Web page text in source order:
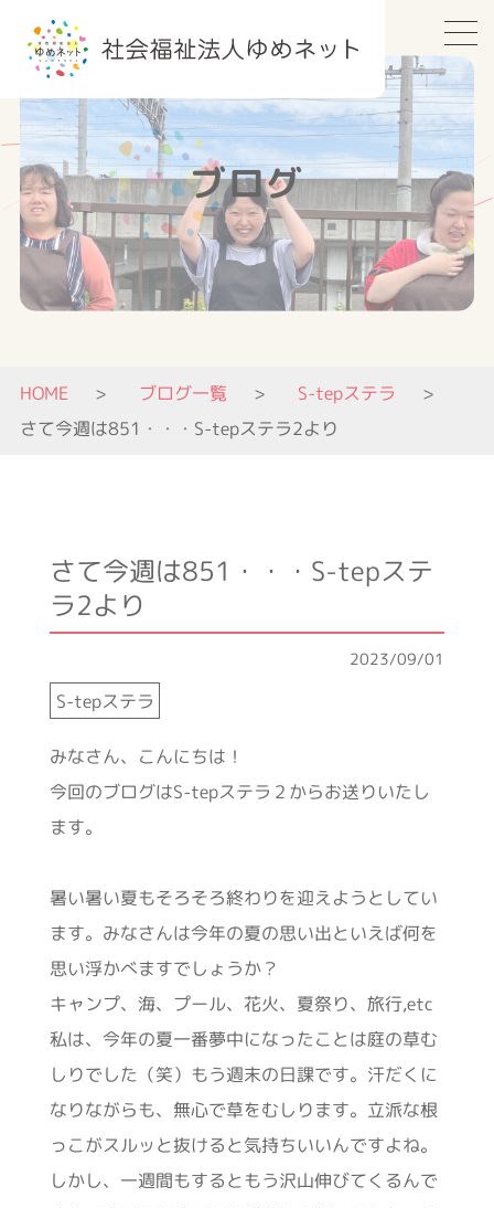
ブログ
HOME ブログ一覧
S-tepステラ
さて今週は851・・・S-tepステラ2より
さて今週は851・・・S-tepステ
ラ2より
S-tepステラ
2023/09/01
みなさん、こんにちは！
今回のブログはS-tepステラ２からお送りいたし
ます。
暑い暑い夏もそろそろ終わりを迎えようとしてい
ます。みなさんは今年の夏の思い出といえば何を
思い浮かべますでしょうか？
キャンプ、海、プール、花火、夏祭り、旅行,etc
私は、今年の夏一番夢中になったことは庭の草む
しりでした（笑）もう週末の日課です。汗だくに
なりながらも、無心で草をむしります。立派な根
っこがスルッと抜けると気持ちいいんですよね。
しかし、一週間もするともう沢山伸びてくるんで